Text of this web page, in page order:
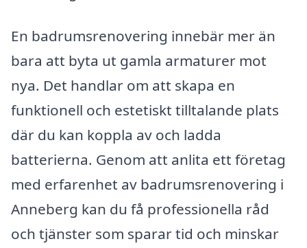
En badrumsrenovering innebär mer än
bara att byta ut gamla armaturer mot
nya. Det handlar om att skapa en
funktionell och estetiskt tilltalande plats
där du kan koppla av och ladda
batterierna. Genom att anlita ett företag
med erfarenhet av badrumsrenovering i
Anneberg kan du få professionella råd
och tjänster som sparar tid och minskar